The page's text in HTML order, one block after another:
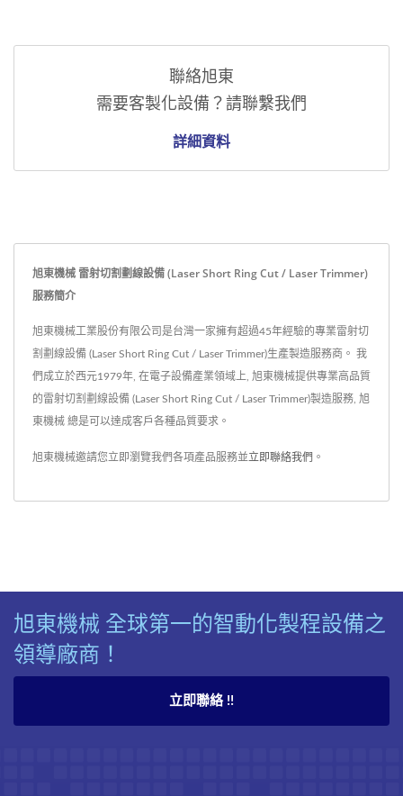
聯絡旭東
需要客製化設備？請聯繫我們
詳細資料
旭東機械 雷射切割劃線設備 (Laser Short Ring Cut / Laser Trimmer)
服務簡介
旭東機械工業股份有限公司是台灣一家擁有超過45年經驗的專業雷射切
割劃線設備 (Laser Short Ring Cut / Laser Trimmer)生產製造服務商。 我
們成立於西元1979年, 在電子設備產業領域上, 旭東機械提供專業高品質
的雷射切割劃線設備 (Laser Short Ring Cut / Laser Trimmer)製造服務, 旭
東機械 總是可以達成客戶各種品質要求。
旭東機械邀請您立即瀏覽我們各項產品服務並立即聯絡我們 。
旭東機械 全球第一的智動化製程設備之
領導廠商！
立即聯絡 !!